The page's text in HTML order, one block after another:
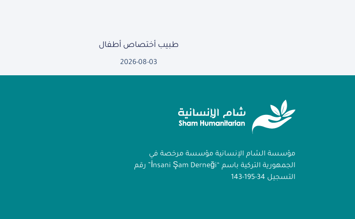
طبيب أختصاص أطفال
2026-08-03
مؤسسة الشام الإنسانية مؤسسة مرخصة في
الجمهورية التركية باسم “İnsani Şam Derneği” رقم
التسجيل 34-195-143